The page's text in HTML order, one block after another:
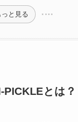
っと見る
PICKLEとは？